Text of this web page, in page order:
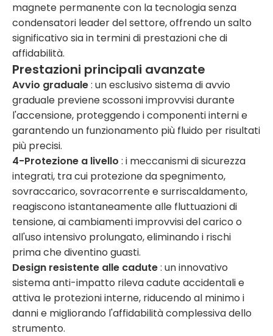
magnete permanente con la tecnologia senza
condensatori leader del settore, offrendo un salto
significativo sia in termini di prestazioni che di
affidabilità.
Prestazioni principali avanzate
Avvio graduale: un esclusivo sistema di avvio
graduale previene scossoni improvvisi durante
l'accensione, proteggendo i componenti interni e
garantendo un funzionamento più fluido per risultati
più precisi.
4-Protezione a livello : i meccanismi di sicurezza
integrati, tra cui protezione da spegnimento,
sovraccarico, sovracorrente e surriscaldamento,
reagiscono istantaneamente alle fluttuazioni di
tensione, ai cambiamenti improvvisi del carico o
all'uso intensivo prolungato, eliminando i rischi
prima che diventino guasti.
Design resistente alle cadute: un innovativo
sistema anti-impatto rileva cadute accidentali e
attiva le protezioni interne, riducendo al minimo i
danni e migliorando l'affidabilità complessiva dello
strumento.